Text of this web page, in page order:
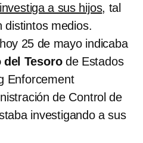
a sus hijos, tal
distintos medios.
25 de mayo indicaba
del Tesorode Estados
Enforcement
de Control de
investigando a sus